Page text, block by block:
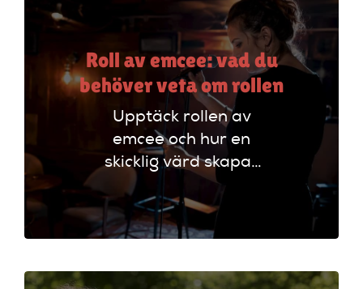
Roll av emcee: vad du
behöver veta om rollen
Upptäck rollen av
emcee och hur en
skicklig värd skapar
oförglömliga
evenemang genom
att styra
engagera publiken.